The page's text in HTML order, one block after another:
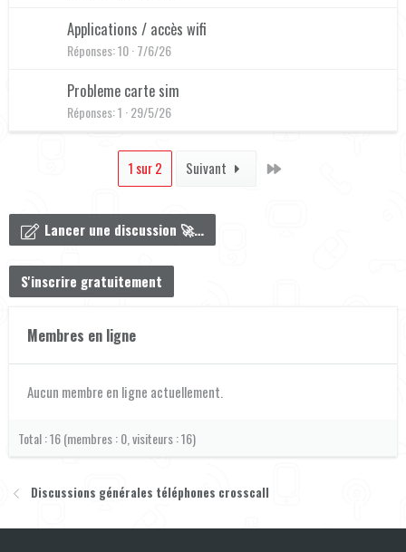
Applications / accès wifi
Réponses 10 7/6/26
Probleme carte sim
Réponses 1 29/5/26
1 sur 2 Suivant
Lancer une discussion 🚀…
S'inscrire gratuitement
Membres en ligne
Aucun membre en ligne actuellement.
Total : 16 (membres : 0, visiteurs : 16)
Discussions générales téléphones crosscall